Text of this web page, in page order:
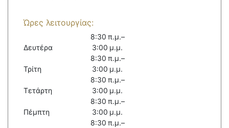
Ώρες λειτουργίας:
Δευτέρα
8:30 π.μ.–
3:00 μ.μ.
Τρίτη
8:30 π.μ.–
3:00 μ.μ.
Τετάρτη
8:30 π.μ.–
3:00 μ.μ.
Πέμπτη
8:30 π.μ.–
3:00 μ.μ.
8:30 π.μ.–